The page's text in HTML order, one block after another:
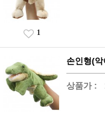
1
손인형(
상품가 :